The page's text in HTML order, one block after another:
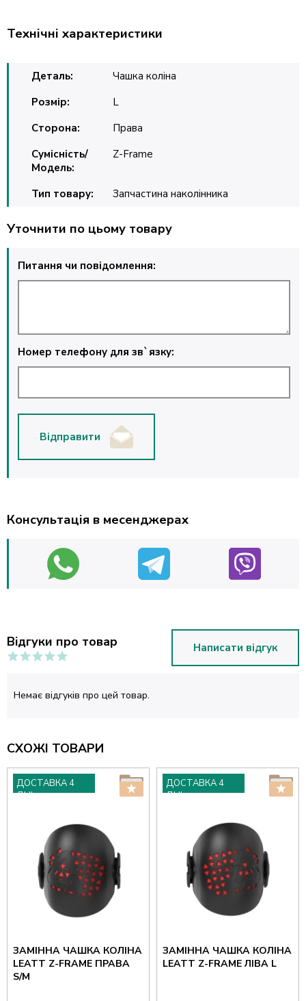
Технічні характеристики
Деталь:
Чашка коліна
Розмір:
L
Сторона:
Права
Сумісність/
Модель:
Z-Frame
Тип товару: Запчастина наколінника
Уточнити по цьому товару
Питання чи повідомлення:
Номер телефону для зв`язку:
Відправити
Консультація в месенджерах
Відгуки про товар Написати відгук
Немає відгуків про цей товар.
СХОЖІ ТОВАРИ
ДОСТАВКА 4
ДНІ
ЗАМІННА ЧАШКА КОЛІНА
LEATT Z-FRAME ПРАВА
S/M
ДОСТАВКА 4
ДНІ
ЗАМІННА ЧАШКА КОЛІНА
LEATT Z-FRAME ЛІВА L